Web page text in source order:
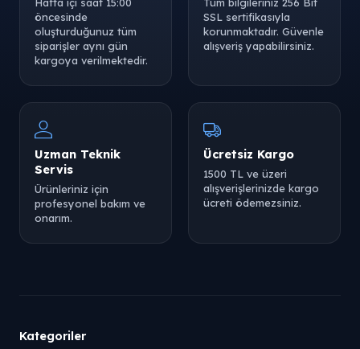
Hafta içi saat 15:00
öncesinde
oluşturduğunuz tüm
siparişler aynı gün
kargoya verilmektedir.
Tüm bilgileriniz 256 Bit
SSL sertifikasıyla
korunmaktadır. Güvenle
alışveriş yapabilirsiniz.
Uzman Teknik
Servis
Ürünleriniz için
profesyonel bakım ve
onarım.
Ücretsiz Kargo
1500 TL ve üzeri
alışverişlerinizde kargo
ücreti ödemezsiniz.
Kategoriler